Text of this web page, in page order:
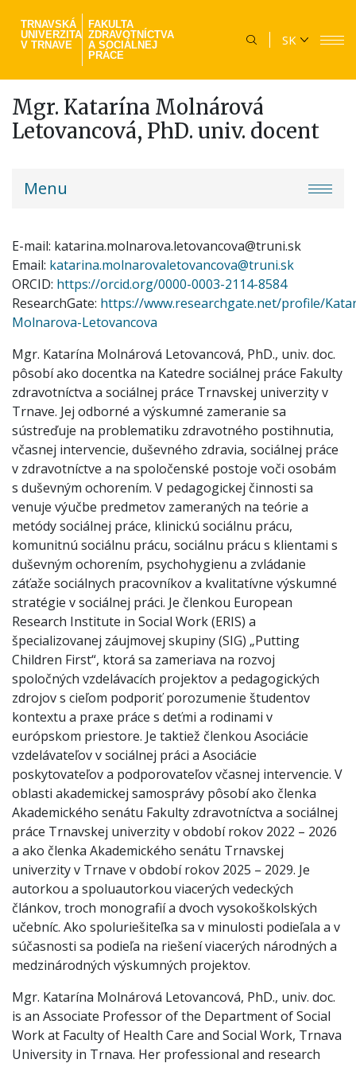
hlavný
TRNAVSKÁ
UNIVERZITA
V TRNAVE
FAKULTA
ZDRAVOTNÍCTVA
A SOCIÁLNEJ
PRÁCE
SK
Mgr. Katarína Molnárová
Letovancová, PhD. univ. docent
fzsp-
Menu
E-mail katarina.molnarova.letovancova@truni.sk
Email: katarina.molnarovaletovancova@truni.sk
ORCID: https://orcid.org/0000-0003-2114-8584
ResearchGate: https://www.researchgate.net/profile/
Molnarova-Letovancova
Mgr. Katarína Molnárová Letovancová, PhD., univ. doc.
pôsobí ako docentka na Katedre sociálnej práce Fakulty
zdravotníctva a sociálnej práce Trnavskej univerzity v
Trnave. Jej odborné a výskumné zameranie sa
sústreďuje na problematiku zdravotného postihnutia,
včasnej intervencie, duševného zdravia, sociálnej práce
v zdravotníctve a na spoločenské postoje voči osobám
s duševným ochorením. V pedagogickej činnosti sa
venuje výučbe predmetov zameraných na teórie a
metódy sociálnej práce, klinickú sociálnu prácu,
komunitnú sociálnu prácu, sociálnu prácu s klientami s
duševným ochorením, psychohygienu a zvládanie
záťaže sociálnych pracovníkov a kvalitatívne výskumné
stratégie v sociálnej práci. Je členkou European
Research Institute in Social Work (ERIS) a
špecializovanej záujmovej skupiny (SIG) „Putting
Children First“, ktorá sa zameriava na rozvoj
spoločných vzdelávacích projektov a pedagogických
zdrojov s cieľom podporiť porozumenie študentov
kontextu a praxe práce s deťmi a rodinami v
európskom priestore. Je taktiež členkou Asociácie
vzdelávateľov v sociálnej práci a Asociácie
poskytovateľov a podporovateľov včasnej intervencie. V
oblasti akademickej samosprávy pôsobí ako členka
Akademického senátu Fakulty zdravotníctva a sociálnej
práce Trnavskej univerzity v období rokov 2022 – 2026
a ako členka Akademického senátu Trnavskej
univerzity v Trnave v období rokov 2025 – 2029. Je
autorkou a spoluautorkou viacerých vedeckých
článkov, troch monografií a dvoch vysokoškolských
učebníc. Ako spoluriešiteľka sa v minulosti podieľala a v
súčasnosti sa podieľa na riešení viacerých národných a
medzinárodných výskumných projektov.
Mgr. Katarína Molnárová Letovancová, PhD., univ. doc.
is an Associate Professor of the Department of Social
Work at Faculty of Health Care and Social Work, Trnava
University in Trnava. Her professional and research